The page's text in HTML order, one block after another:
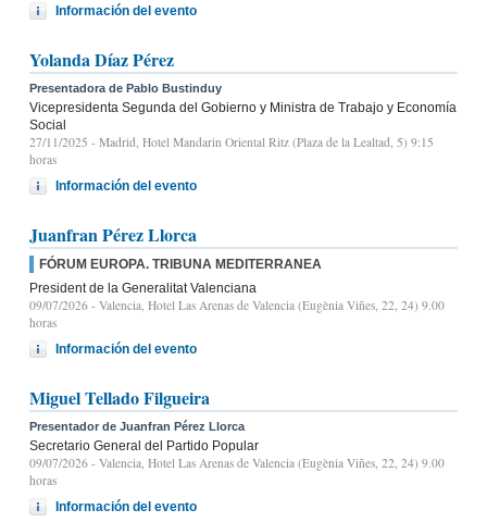
Información del evento
Yolanda Díaz Pérez
Presentadora de Pablo Bustinduy
Vicepresidenta Segunda del Gobierno y Ministra de Trabajo y Economía
Social
27/11/2025 - Madrid, Hotel Mandarin Oriental Ritz (Plaza de la Lealtad, 5) 9:15
horas
Información del evento
Juanfran Pérez Llorca
FÓRUM EUROPA. TRIBUNA MEDITERRANEA
President de la Generalitat Valenciana
09/07/2026 - Valencia, Hotel Las Arenas de Valencia (Eugènia Viñes, 22, 24) 9.00
horas
Información del evento
Miguel Tellado Filgueira
Presentador de Juanfran Pérez Llorca
Secretario General del Partido Popular
09/07/2026 - Valencia, Hotel Las Arenas de Valencia (Eugènia Viñes, 22, 24) 9.00
horas
Información del evento